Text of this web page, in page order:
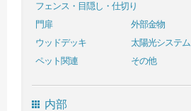
フェンス・目隠し・仕切り
門扉
外部金物
ウッドデッキ
太陽光システム
ペット関連
その他
内部